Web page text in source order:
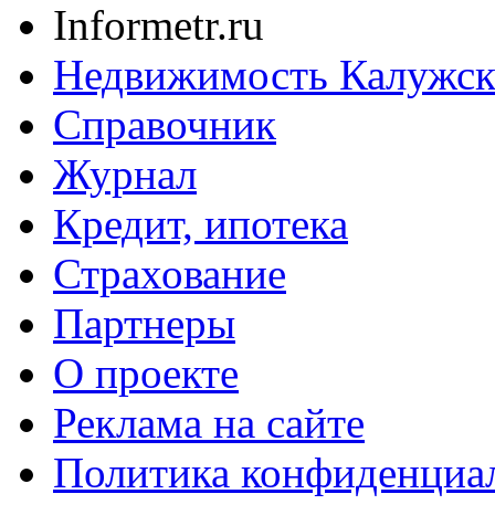
Informetr.ru
Недвижимость
Справочник
Журнал
Кредит, ипотека
Страхование
Партнеры
O проекте
Реклама на сайте
Политика